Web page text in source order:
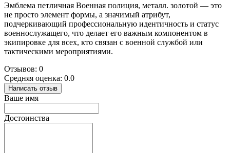
Эмблема петличная Военная полиция, металл. золотой — это
не просто элемент формы, а значимый атрибут,
подчеркивающий профессиональную идентичность и статус
военнослужащего, что делает его важным компонентом в
экипировке для всех, кто связан с военной службой или
тактическими мероприятиями.
Отзывов: 0
Средняя оценка: 0.0
Написать отзыв
Ваше имя
Достоинства